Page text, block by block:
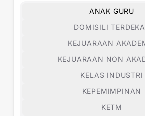
ANAK GURU
DOMISILI
KEJUARAAN
KEJUARAAN NON
KELAS INDUSTRI
KEPEMIMPINAN
KETM